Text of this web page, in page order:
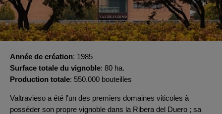
Année de création 1985
Surface totale du vignoble 80 ha.
Production totale 550.000 bouteilles
Valtravieso a été l'un des premiers domaines viticoles à
posséder son propre vignoble dans la Ribera del Duero ; sa